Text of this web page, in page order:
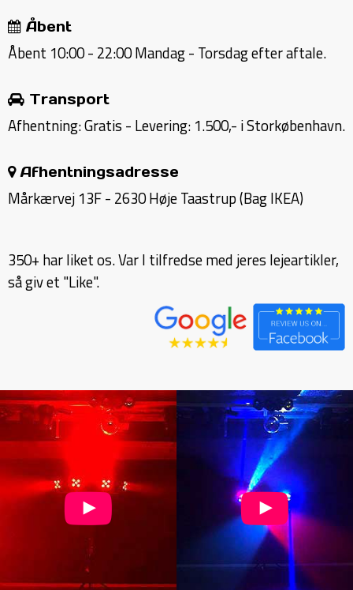
Åbent
Åbent 10:00 - 22:00 Mandag - Torsdag efter aftale.
Transport
Afhentning: Gratis - Levering: 1.500,- i Storkøbenhavn.
Afhentningsadresse
Mårkærvej 13F - 2630 Høje Taastrup (Bag IKEA)
350+ har liket os. Var I tilfredse med jeres lejeartikler,
så giv et "Like".